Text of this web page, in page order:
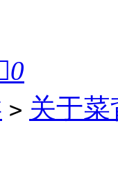
0
> 关于